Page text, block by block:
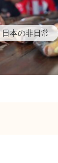
本の非日常